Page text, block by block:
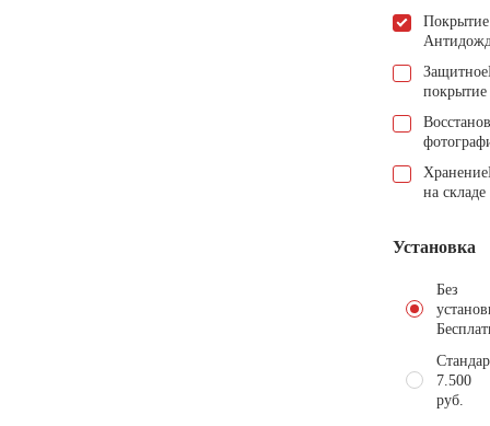
Покрытие
Защитное
покрытие
Хранение
на складе
Установка
Без
7.500
руб.